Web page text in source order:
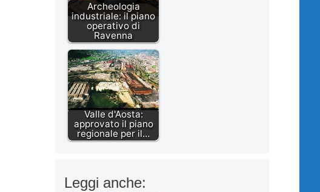
Archeologia
industriale: il piano
operativo di
Ravenna
Valle d'Aosta:
approvato il piano
regionale per il…
Leggi anche: